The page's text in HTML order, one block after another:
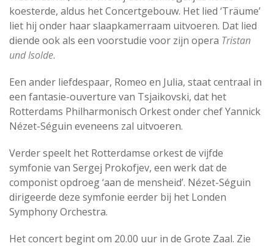
koesterde, aldus het Concertgebouw. Het lied ‘Träume’
liet hij onder haar slaapkamerraam uitvoeren. Dat lied
diende ook als een voorstudie voor zijn opera Tristan
und Isolde.
Een ander liefdespaar, Romeo en Julia, staat centraal in
een fantasie-ouverture van Tsjaikovski, dat het
Rotterdams Philharmonisch Orkest onder chef Yannick
Nézet-Séguin eveneens zal uitvoeren.
Verder speelt het Rotterdamse orkest de vijfde
symfonie van Sergej Prokofjev, een werk dat de
componist opdroeg ‘aan de mensheid’. Nézet-Séguin
dirigeerde deze symfonie eerder bij het Londen
Symphony Orchestra.
Het concert begint om 20.00 uur in de Grote Zaal. Zie